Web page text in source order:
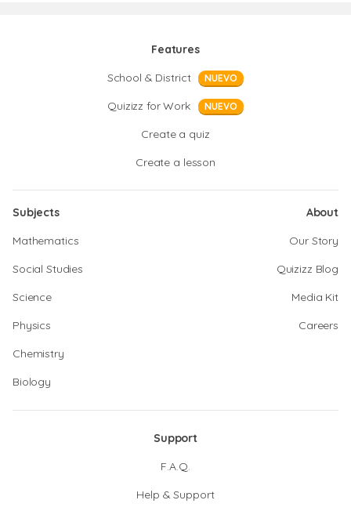
Features
School & District
NUEVO
Quizizz for Work NUEVO
Create a quiz
Create a lesson
Subjects
Mathematics
Social Studies
Science
Physics
Chemistry
Biology
About
Our Story
Quizizz Blog
Media Kit
Careers
Support
F.A.Q.
Help & Support